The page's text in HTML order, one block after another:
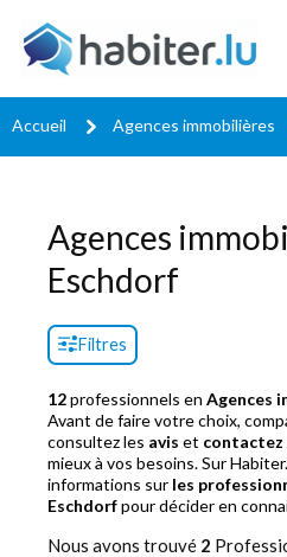
Accueil Agences immobilières
Agences
Eschdorf
Filtres
12professionnels en Agences
Avant de faire votre choix,
consultez les avis et contactez
mieux à vos besoins. Sur
informations sur les
Eschdorfpour décider en
Nous avons trouvé 2